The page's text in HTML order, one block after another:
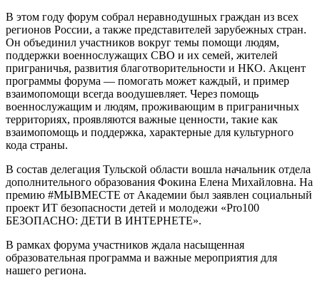
В этом году форум собрал неравнодушных граждан из всех
регионов России, а также представителей зарубежных стран.
Он объединил участников вокруг темы помощи людям,
поддержки военнослужащих СВО и их семей, жителей
приграничья, развития благотворительности и НКО. Акцент
программы форума — помогать может каждый, и пример
взаимопомощи всегда воодушевляет. Через помощь
военнослужащим и людям, проживающим в приграничных
территориях, проявляются важные ценности, такие как
взаимопомощь и поддержка, характерные для культурного
кода страны.
В состав делегация Тульской области вошла начальник отдела
дополнительного образования Фокина Елена Михайловна. На
премию #МЫВМЕСТЕ от Академии был заявлен социальный
проект ИТ безопасности детей и молодежи «Pro100
БЕЗОПАСНО: ДЕТИ В ИНТЕРНЕТЕ».
В рамках форума участников ждала насыщенная
образовательная программа и важные мероприятия для
нашего региона.